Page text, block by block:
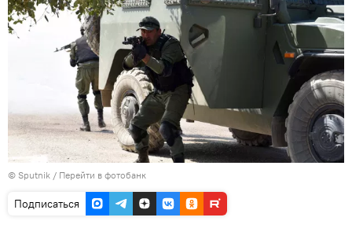
© Sputnik / Перейти в фотобанк
Подписаться